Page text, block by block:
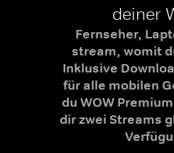
deiner
Fernseher,
stream, womit
Inklusive
für alle mobilen
du WOW
dir zwei Streams